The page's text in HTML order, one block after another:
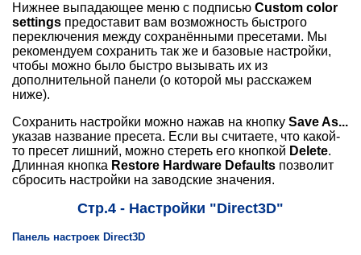
Нижнее выпадающее меню с подписью Custom color
settings предоставит вам возможность быстрого
переключения между сохранёнными пресетами. Мы
рекомендуем сохранить так же и базовые настройки,
чтобы можно было быстро вызывать их из
дополнительной панели (о которой мы расскажем
ниже).
Сохранить настройки можно нажав на кнопку Save As...
указав название пресета. Если вы считаете, что какой-
то пресет лишний, можно стереть его кнопкой Delete.
Длинная кнопка Restore Hardware Defaults позволит
сбросить настройки на заводские значения.
Стр.4 - Настройки "Direct3D"
Панель настроек Direct3D